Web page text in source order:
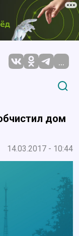
...
дом
14.03.2017 - 10:44